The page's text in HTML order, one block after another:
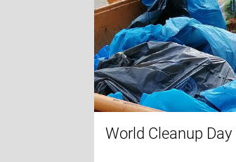
World Cleanup